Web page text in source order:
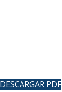
DESCARGAR PDF